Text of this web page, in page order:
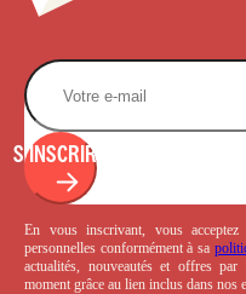
S'INSCRIRE
En vous inscrivant, vous
personnelles conformément à sa
actualités, nouveautés et offres
moment grâce au lien inclus dans nos